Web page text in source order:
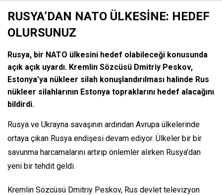
RUSYA’DAN NATO ÜLKESİNE: HEDEF
OLURSUNUZ
Rusya, bir NATO ülkesini hedef olabileceği konusunda
açık açık uyardı. Kremlin Sözcüsü Dmitriy Peskov,
Estonya’ya nükleer silah konuşlandırılması halinde Rus
nükleer silahlarının Estonya topraklarını hedef alacağını
bildirdi.
Rusya ve Ukrayna savaşının ardından Avrupa ülkelerinde
ortaya çıkan Rusya endişesi devam ediyor. Ülkeler bir bir
savunma harcamalarını artırıp önlemler alırken Rusya'dan
yeni bir tehdit geldi.
Kremlin Sözcüsü Dmitriy Peskov, Rus devlet televizyon